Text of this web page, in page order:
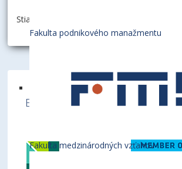
Fakulta podnikového manažmentu
Fakulta medzinárodných vzťahov
Stiahnuť informáciu ako:
Ekonomická univerzita v